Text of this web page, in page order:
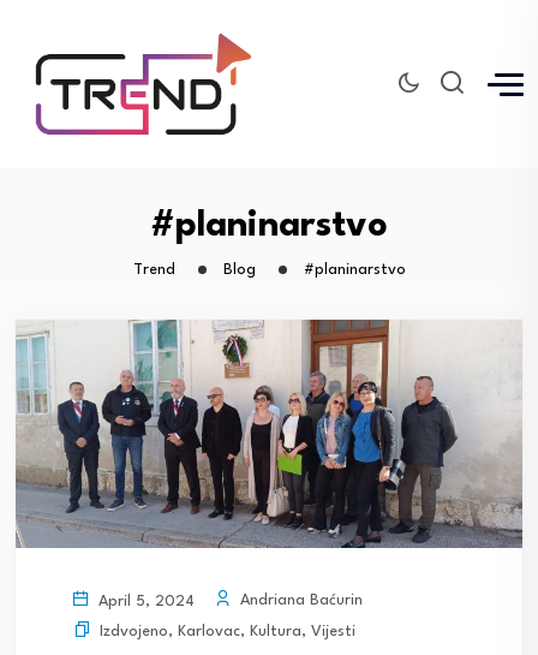
#planinarstvo
Trend Blog #planinarstvo
April 5, 2024
Andriana Baćurin
Izdvojeno, Karlovac, Kultura, Vijesti